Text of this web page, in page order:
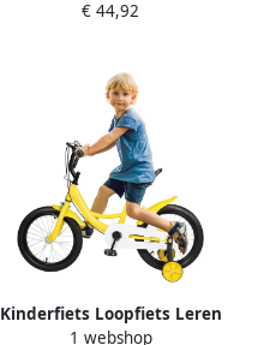
Versieren Snelle Montage
€ 44,92
Kinderfiets Loopfiets Leren
Fietsen In Hoogte
1 webshop